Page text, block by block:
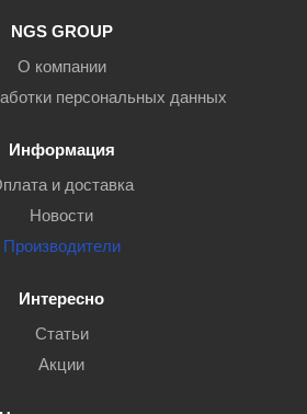
NGS GROUP
О компании
персональных данных
Информация
и доставка
Новости
Производители
Интересно
Статьи
Акции